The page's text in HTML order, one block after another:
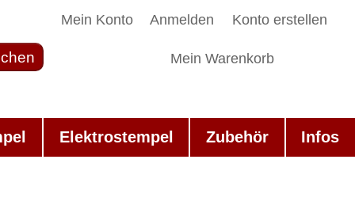
Mein Konto Anmelden Konto erstellen
Mein Warenkorb
Elektrostempel Zubehör Infos